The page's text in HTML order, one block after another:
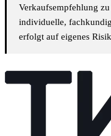
Verkaufsempfehlung
individuelle,
erfolgt auf eigenes